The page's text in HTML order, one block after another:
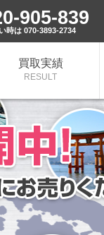
905-839
時は 070-3893-2734
買取実績
RESULT